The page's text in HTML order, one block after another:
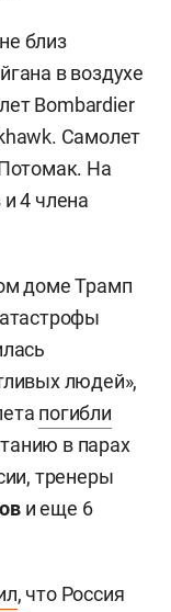
близ
в воздухе
Bombardier
Самолет
На
4 члена
доме Трамп
людей»,
погибли
в парах
тренеры
и еще 6
, что Россия